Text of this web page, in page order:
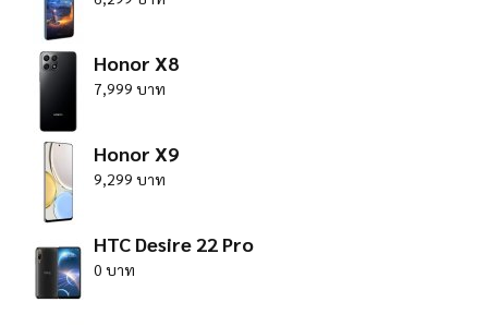
Honor X8
7,999 บาท
Honor X9
9,299 บาท
HTC Desire 22 Pro
0 บาท